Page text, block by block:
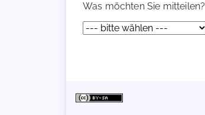
Was möchten Sie mitteilen?